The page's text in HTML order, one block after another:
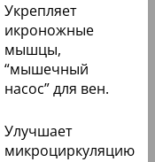
Укрепляет
икроножные
мышцы,
“мышечный
насос” для вен.
Улучшает
микроциркуляцию